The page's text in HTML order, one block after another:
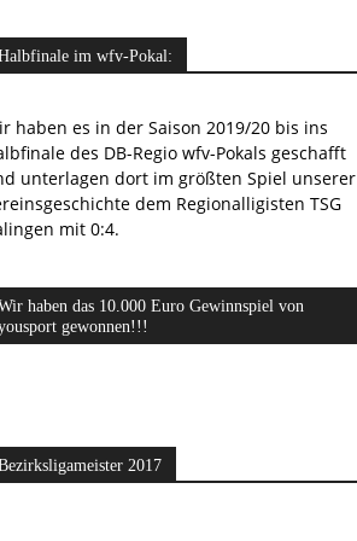
im wfv-Pokal:
haben es in der Saison 2019/20 bis ins
des DB-Regio wfv-Pokals geschafft
unterlagen dort im größten Spiel unserer
dem Regionalligisten TSG
mit 0:4.
haben das 10.000 Euro Gewinnspiel von
gewonnen!!!
2017